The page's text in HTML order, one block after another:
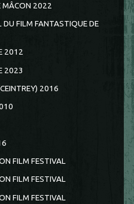
MÂCON 2022
FILM FANTASTIQUE DE
2012
2023
2016
FILM FESTIVAL
FILM FESTIVAL
FILM FESTIVAL